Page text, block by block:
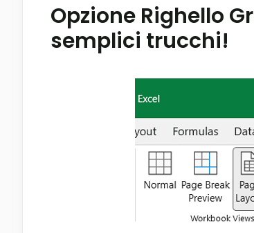
Opzione Righello
semplici trucchi!